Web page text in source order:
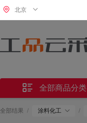
北京
 全部商品分类
全部结果 / 涂料化工 /